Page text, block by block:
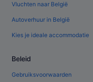
Vluchten naar België
Autoverhuur in België
Kies je ideale accommodatie
Beleid
Gebruiksvoorwaarden